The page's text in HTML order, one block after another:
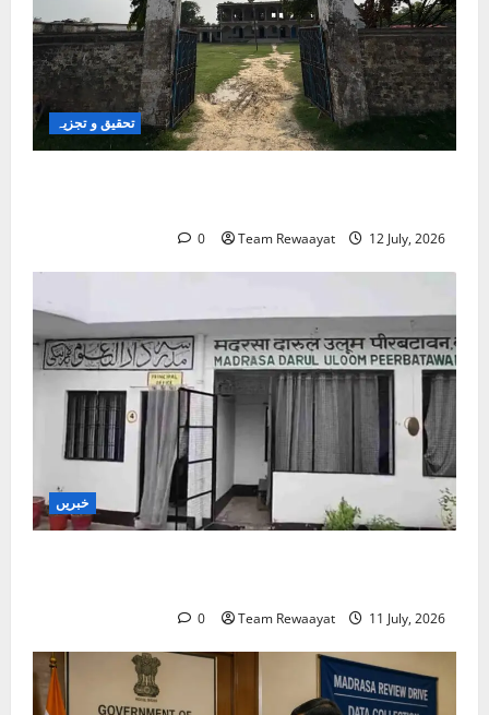
تحقیق و تجزیہ
Team Rewaayat 12 July, 2026
0
خبریں
Team Rewaayat 11 July, 2026
0